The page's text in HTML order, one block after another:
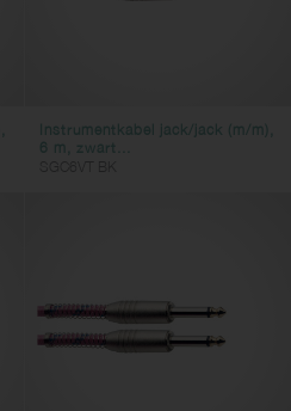
Instrumentkabel jack/jack (m/m),
6 m, zwart...